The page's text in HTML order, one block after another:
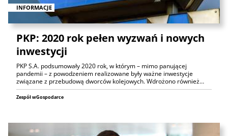
INFORMACJE
PKP: 2020 rok pełen wyzwań i nowych
inwestycji
PKP S.A. podsumowały 2020 rok, w którym – mimo panującej
pandemii – z powodzeniem realizowane były ważne inwestycje
związane z przebudową dworców kolejowych. Wdrożono również…
Zespół wGospodarce